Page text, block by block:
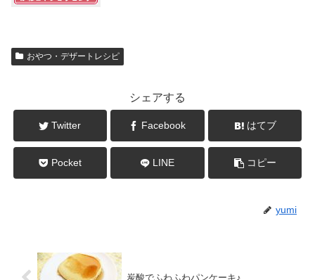
おやつ・デザートレシピ
シェアする
Twitter Facebook はてブ
Pocket LINE コピー
yumi
炭酸でふわふわパンケーキ♪